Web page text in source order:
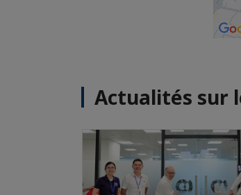
Actualités sur